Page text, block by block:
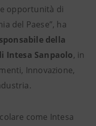
opportunità di
del Paese”, ha
della
Intesa Sanpaolo, in
Innovazione,
come Intesa